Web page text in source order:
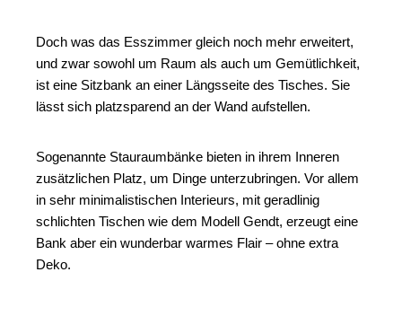
Doch was das Esszimmer gleich noch mehr erweitert,
und zwar sowohl um Raum als auch um Gemütlichkeit,
ist eine Sitzbank an einer Längsseite des Tisches. Sie
lässt sich platzsparend an der Wand aufstellen.
Sogenannte Stauraumbänke bieten in ihrem Inneren
zusätzlichen Platz, um Dinge unterzubringen. Vor allem
in sehr minimalistischen Interieurs, mit geradlinig
schlichten Tischen wie dem Modell Gendt, erzeugt eine
Bank aber ein wunderbar warmes Flair – ohne extra
Deko.